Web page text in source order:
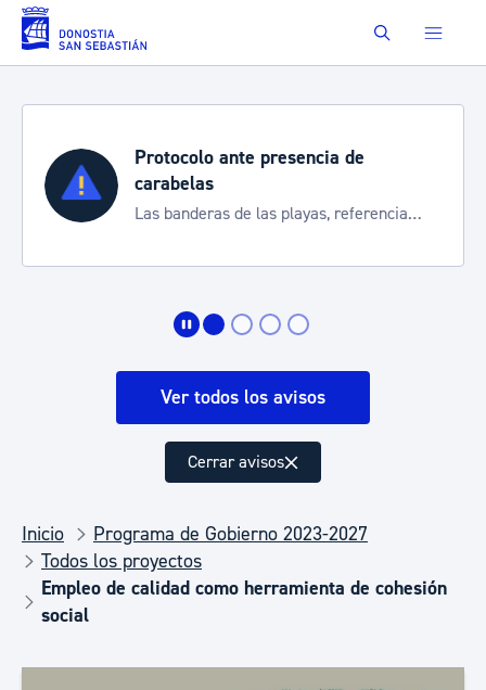
Saltar al contenido principal Buscar
Protocolo ante presencia de
carabelas
Las banderas de las playas, referencia
Ver todos los avisos
Cerrar avisos
Inicio
Programa de Gobierno 2023-2027
Todos los proyectos
Empleo de calidad como herramienta de cohesión
social